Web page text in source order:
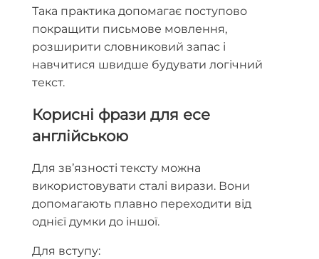
Така практика допомагає поступово
покращити письмове мовлення,
розширити словниковий запас і
навчитися швидше будувати логічний
текст.
Корисні фрази для есе
англійською
Для зв’язності тексту можна
використовувати сталі вирази. Вони
допомагають плавно переходити від
однієї думки до іншої.
Для вступу: